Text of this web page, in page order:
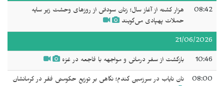
08:42
هزار کشته از آغاز سال؛ زنان سودانی از روزهای وحشت زیر سایه
حملات پهپادی می‌گویند
21/06/2026
10:46 بازگشت از سفر درمانی و مواجهه با فاجعه‌ در غزه
08:00 نان نایاب در سرزمین گندم؛ نگاهی بر توزیع حکومتی فقر در کرمانشان